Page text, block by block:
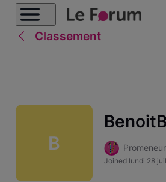
Classement
B Promeneur
Joined lundi 28